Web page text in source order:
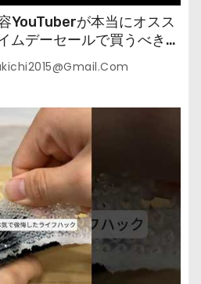
YouTuberが本当にオスス
ムデーセールで買うべきも